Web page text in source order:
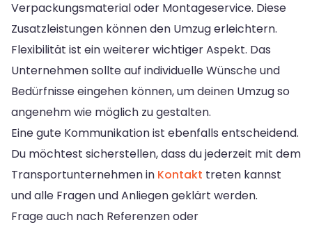
Verpackungsmaterial oder Montageservice. Diese
Zusatzleistungen können den Umzug erleichtern.
Flexibilität ist ein weiterer wichtiger Aspekt. Das
Unternehmen sollte auf individuelle Wünsche und
Bedürfnisse eingehen können, um deinen Umzug so
angenehm wie möglich zu gestalten.
Eine gute Kommunikation ist ebenfalls entscheidend.
Du möchtest sicherstellen, dass du jederzeit mit dem
Transportunternehmen in Kontakt treten kannst
und alle Fragen und Anliegen geklärt werden.
Frage auch nach Referenzen oder